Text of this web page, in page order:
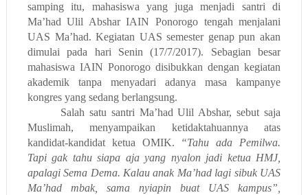
samping itu, mahasiswa yang juga menjadi santri di
Ma’had Ulil Abshar IAIN Ponorogo tengah menjalani
UAS Ma’had. Kegiatan UAS semester genap pun akan
dimulai pada hari Senin (17/7/2017). Sebagian besar
mahasiswa IAIN Ponorogo disibukkan dengan kegiatan
akademik tanpa menyadari adanya masa kampanye
kongres yang sedang berlangsung.
Salah satu santri Ma’had Ulil Abshar, sebut saja
Muslimah, menyampaikan ketidaktahuannya atas
kandidat-kandidat ketua OMIK. “Tahu ada Pemilwa.
Tapi gak tahu siapa aja yang nyalon jadi ketua HMJ,
apalagi Sema Dema. Kalau anak Ma’had lagi sibuk UAS
Ma’had mbak, sama nyiapin buat UAS kampus”,